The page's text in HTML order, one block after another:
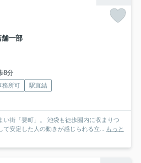
一部
8分
務所可
駅直結
い街「要町」。 池袋も徒歩圏内に収まりつ
て安定した人の動きが感じられる立... もっと